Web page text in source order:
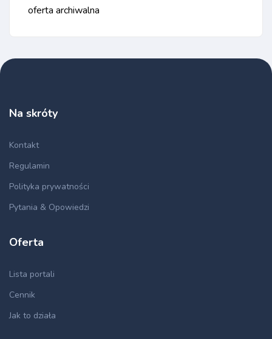
oferta archiwalna
Na skróty
Kontakt
Regulamin
Polityka prywatności
Pytania & Opowiedzi
Oferta
Lista portali
Cennik
Jak to działa